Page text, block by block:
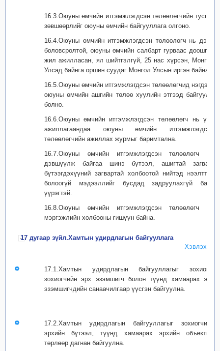
16.3.Оюуны өмчийн итгэмжлэгдсэн төлөөлөгчийн тусгай
зөвшөөрлийг оюуны өмчийн байгууллага олгоно.
16.4.Оюуны өмчийн итгэмжлэгдсэн төлөөлөгч нь дээд
боловсролтой, оюуны өмчийн салбарт гурваас доошгүй
жил ажилласан, ял шийтгэлгүй, 25 нас хүрсэн, Монгол
Улсад байнга оршин суудаг Монгол Улсын иргэн байна.
16.5.Оюуны өмчийн итгэмжлэгдсэн төлөөлөгчид нэгдэж,
оюуны өмчийн ашгийн төлөө хуулийн этгээд байгуулж
болно.
16.6.Оюуны өмчийн итгэмжлэгдсэн төлөөлөгч нь үйл
ажиллагаандаа оюуны өмчийн итгэмжлэгдсэн
төлөөлөгчийн ажиллах журмыг баримтална.
16.7.Оюуны өмчийн итгэмжлэгдсэн төлөөлөгч нь
дэвшүүлж байгаа шинэ бүтээл, ашигтай загвар,
бүтээгдэхүүний загвартай холбоотой нийтэд нээлттэй
болоогүй мэдээллийг бусдад задруулахгүй байх
үүрэгтэй.
16.8.Оюуны өмчийн итгэмжлэгдсэн төлөөлөгч нь
мэргэжлийн холбооны гишүүн байна.
17 дугаар зүйл.Хамтын удирдлагын байгууллага
Хэвлэх
17.1.Хамтын удирдлагын байгууллагыг зохиогч,
зохиогчийн эрх эзэмшигч болон түүнд хамаарах эрх
эзэмшигчдийн санаачилгаар үүсгэн байгуулна.
17.2.Хамтын удирдлагын байгууллагыг зохиогчийн
эрхийн бүтээл, түүнд хамаарах эрхийн объектын
төрлөөр дагнан байгуулна.